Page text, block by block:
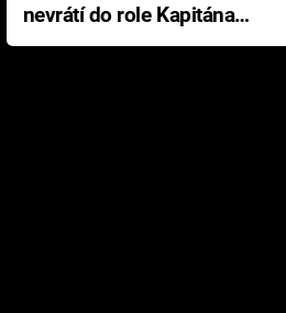
nevrátí do role Kapitána
Ameriky